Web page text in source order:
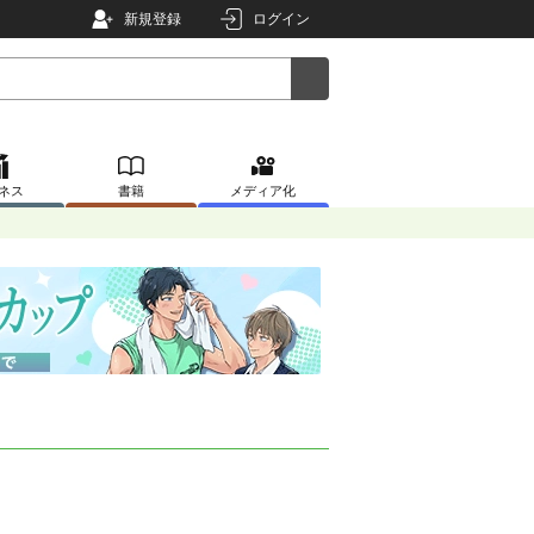
新規登録 ログイン
ス 書籍 メディア化